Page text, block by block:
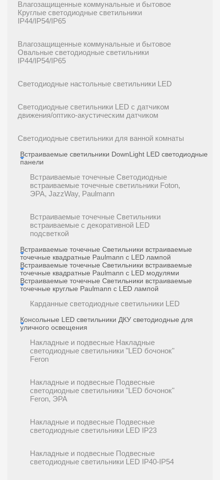
Влагозащищенные коммунальные и бытовое
Круглые светодиодные светильники
IP44/IP54/IP65
Влагозащищенные коммунальные и бытовое
Овальные светодиодные светильники
IP44/IP54/IP65
Светодиодные настольные светильники LED
Светодиодные светильники LED с датчиком
движения/оптико-акустическим датчиком
Светодиодные светильники для ванной комнаты
Встраиваемые светильники DownLight LED светодиодные
панели
Встраиваемые точечные Cветодиодные
встраиваемые точечные светильники Foton,
ЭРА, JazzWay, Paulmann
Встраиваемые точечные Светильники
встраиваемые c декоративной LED
подсветкой
Встраиваемые точечные Светильники встраиваемые
точечные квадратные Paulmann с LED лампой
Встраиваемые точечные Светильники встраиваемые
точечные квадратные Paulmann с LED модулями
Встраиваемые точечные Светильники встраиваемые
точечные круглые Paulmann с LED лампой
Карданные светодиодные светильники LED
Консольные LED светильники ДКУ светодиодные для
уличного освещения
Накладные и подвесные Накладные
светодиодные светильники "LED бочонок"
Feron
Накладные и подвесные Подвесные
светодиодные светильники "LED бочонок"
Feron, ЭРА
Накладные и подвесные Подвесные
светодиодные светильники LED IP23
Накладные и подвесные Подвесные
светодиодные светильники LED IP40-IP54